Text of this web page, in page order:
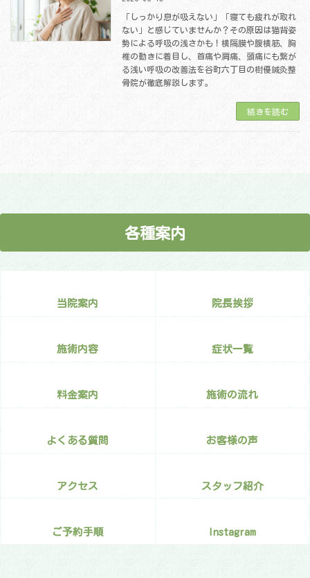
「しっかり息が吸えない」「寝ても疲れが取れ
ない」と感じていませんか？その原因は猫背姿
勢による呼吸の浅さかも！横隔膜や腹横筋、胸
椎の動きに着目し、首痛や肩痛、頭痛にも繋が
る浅い呼吸の改善法を谷町六丁目の樹優鍼灸整
骨院が徹底解説します。
続きを読む
各種案内
当院案内 院長挨拶
施術内容 症状一覧
料金案内 施術の流れ
よくある質問 お客様の声
アクセス スタッフ紹介
ご予約手順 Instagram